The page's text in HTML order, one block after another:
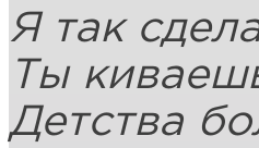
Я так
Ты
Детства